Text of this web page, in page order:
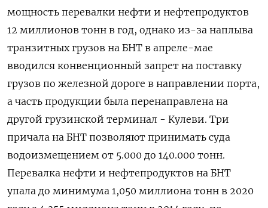
мощность перевалки нефти и нефтепродуктов
12 миллионов тонн в год, однако из-за наплыва
транзитных грузов на БНТ в апреле-мае
вводился конвенционный запрет на поставку
грузов по железной дороге в направлении порта,
а часть продукции была перенаправлена на
другой грузинской терминал - Кулеви. Три
причала на БНТ позволяют принимать суда
водоизмещением от 5.000 до 140.000 тонн.
Перевалка нефти и нефтепродуктов на БНТ
упала до минимума 1,050 миллиона тонн в 2020